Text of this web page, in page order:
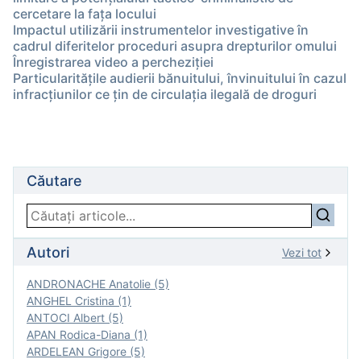
cercetare la fața locului
Impactul utilizării instrumentelor investigative în
cadrul diferitelor proceduri asupra drepturilor omului
Înregistrarea video a percheziției
Particularităţile audierii bănuitului, învinuitului în cazul
infracţiunilor ce ţin de circulația ilegală de droguri
Căutare
Autori Vezi tot
ANDRONACHE Anatolie (5)
ANGHEL Cristina (1)
ANTOCI Albert (5)
APAN Rodica-Diana (1)
ARDELEAN Grigore (5)